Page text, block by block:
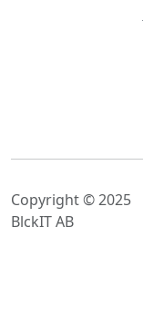
Copyright © 2025
BlckIT AB